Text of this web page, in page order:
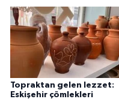
Topraktan gelen lezzet:
Eskişehir çömlekleri